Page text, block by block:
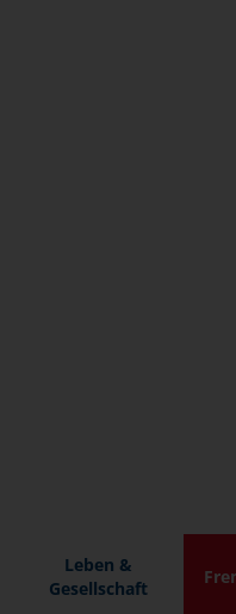
Leben &
Gesellschaft